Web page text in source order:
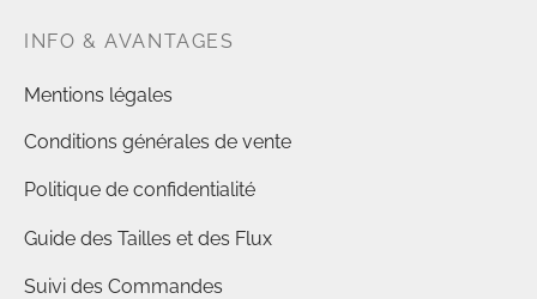
INFO & AVANTAGES
Mentions légales
Conditions générales de vente
Politique de confidentialité
Guide des Tailles et des Flux
Suivi des Commandes